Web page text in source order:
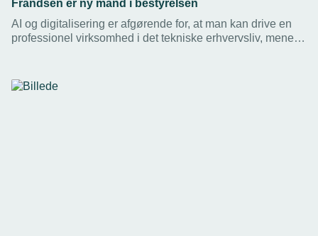
Frandsen er ny mand i bestyrelsen
AI og digitalisering er afgørende for, at man kan drive en
professionel virksomhed i det tekniske erhvervsliv, mener